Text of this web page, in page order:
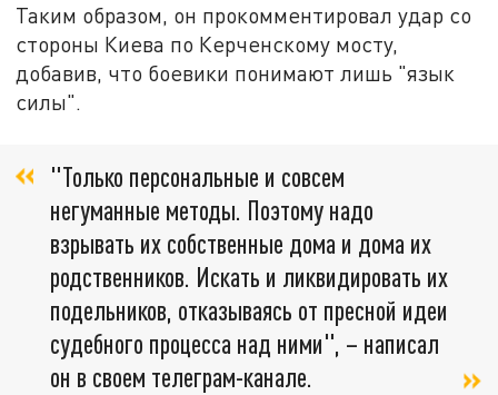
Таким образом, он прокомментировал удар со
стороны Киева по Керченскому мосту,
добавив, что боевики понимают лишь "язык
силы".
"Только персональные и совсем
негуманные методы. Поэтому надо
взрывать их собственные дома и дома их
родственников. Искать и ликвидировать их
подельников, отказываясь от пресной идеи
судебного процесса над ними", – написал
он в своем телеграм-канале.